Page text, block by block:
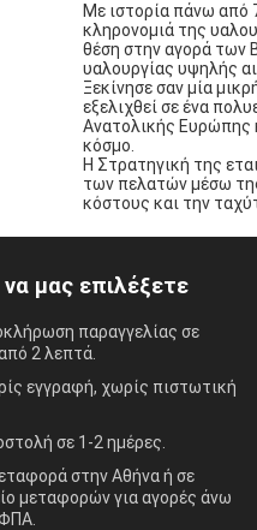
Με ιστορία πάνω από
κληρονομιά της
θέση στην αγορά των
υαλουργίας υψηλής
Ξεκίνησε σαν μία
εξελιχθεί σε ένα
Ανατολικής Ευρώπης
κόσμο.
Η Στρατηγική της
των πελατών μέσω
κόστους και την
να μας επιλέξετε
παραγγελίας σε
2 λεπτά.
εγγραφή, χωρίς πιστωτική
σε 1-2 ημέρες.
στην Αθήνα ή σε
μεταφορών για αγορές άνω